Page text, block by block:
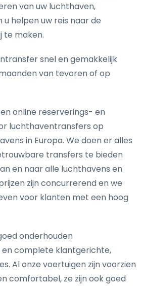
van uw luchthaven,
helpen uw reis naar de
te maken.
snel en gemakkelijk
van tevoren of op
online reserverings- en
luchthaventransfers op
in Europa. We doen er alles
transfers te bieden
en naar alle luchthavens en
zijn concurrerend en we
voor klanten met een hoog
onderhouden
complete klantgerichte,
Al onze voertuigen zijn voorzien
comfortabel, ze zijn ook goed